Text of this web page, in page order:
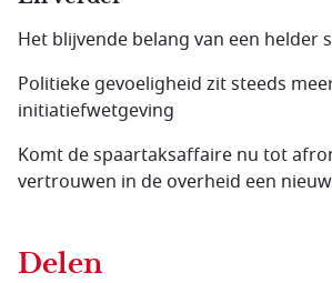
Het blijvende belang van een helder
Politieke gevoeligheid zit steeds
initiatiefwetgeving
Komt de spaartaksaffaire nu tot
vertrouwen in de overheid een
Delen